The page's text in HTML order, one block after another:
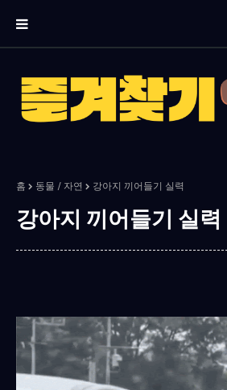
홈 동물 / 자연 강아지 끼어들기 실력
강아지 끼어들기 실력